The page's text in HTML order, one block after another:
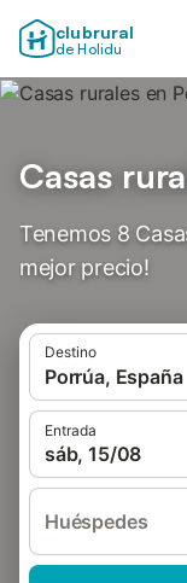
clubrural
de Holidu
Casas
Tenemos 8
mejor precio!
Destino
Porrúa, España
Entrada
sáb, 15/08
Huéspedes